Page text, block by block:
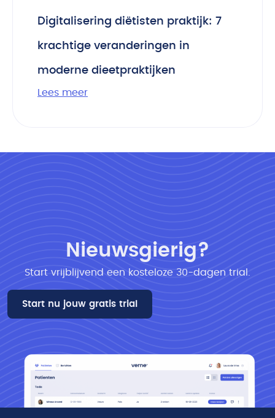
Digitalisering diëtisten praktijk: 7
krachtige veranderingen in
moderne dieetpraktijken
Lees meer
Nieuwsgierig?
Start vrijblijvend een kosteloze 30-dagen trial​.
Start nu jouw gratis trial